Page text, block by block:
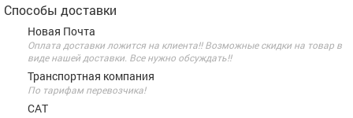
Способы доставки
Новая Почта
Оплата доставки ложится на клиента!! Возможные скидки на товар в
виде нашей доставки. Все нужно обсуждать!!
Транспортная компания
По тарифам перевозчика!
САТ